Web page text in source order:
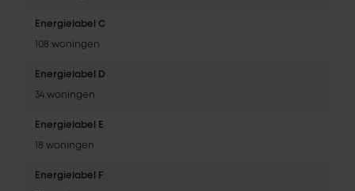
Energielabel C
108 woningen
Energielabel D
34 woningen
Energielabel E
18 woningen
Energielabel F